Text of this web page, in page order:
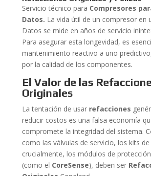
Servicio técnico para Compresores
Datos. La vida útil de un compresor en
Datos se mide en años de servicio
Para asegurar esta longevidad, es
mantenimiento reactivo a uno
por la calidad de los componentes.
El Valor de las
Originales
La tentación de usar refacciones
reducir costos es una falsa economía
compromete la integridad del sistema.
como las válvulas de servicio, los kits
crucialmente, los módulos de
(como el CoreSense), deben ser